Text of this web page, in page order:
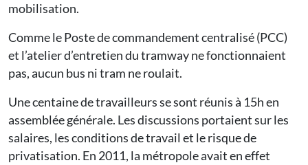
mobilisation.
Comme le Poste de commandement centralisé (PCC)
et l’atelier d’entretien du tramway ne fonctionnaient
pas, aucun bus ni tram ne roulait.
Une centaine de travailleurs se sont réunis à 15h en
assemblée générale. Les discussions portaient sur les
salaires, les conditions de travail et le risque de
privatisation. En 2011, la métropole avait en effet